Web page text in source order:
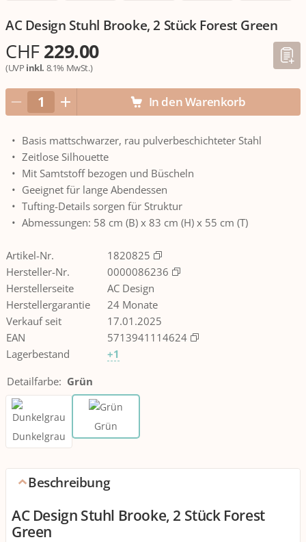
AC Design Stuhl Brooke, 2 Stück Forest Green
CHF229.00
(UVP inkl. 8.1% MwSt.)
In den Warenkorb
Basis mattschwarzer, rau pulverbeschichteter Stahl
Zeitlose Silhouette
Mit Samtstoff bezogen und Büscheln
Geeignet für lange Abendessen
Tufting-Details sorgen für Struktur
Abmessungen: 58 cm (B) x 83 cm (H) x 55 cm (T)
Artikel-Nr.
1820825
Hersteller-Nr.
0000086236
Herstellerseite
AC Design
Herstellergarantie
24 Monate
Verkauf seit
17.01.2025
EAN
5713941114624
Lagerbestand
+1
Detailfarbe: Grün
Dunkelgrau
Grün
Beschreibung
AC Design Stuhl Brooke, 2 Stück Forest
Green